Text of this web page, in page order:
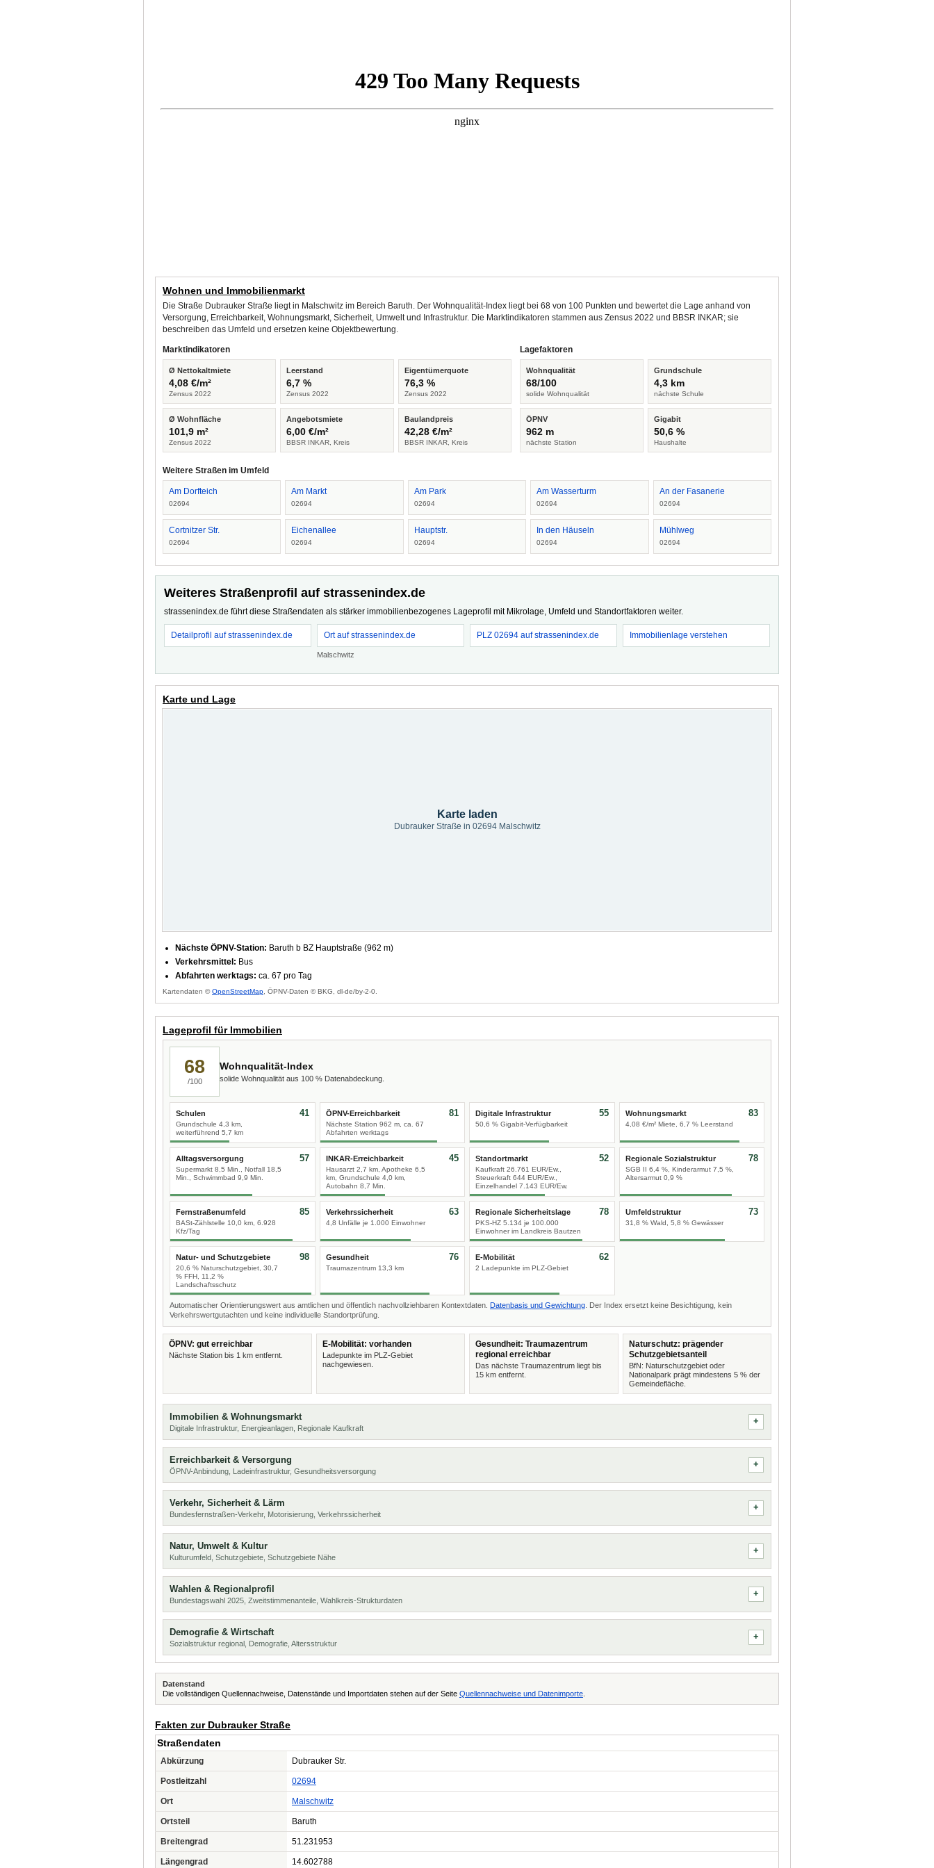
Wohnen und Immobilienmarkt
Die Straße Dubrauker Straße liegt in Malschwitz im Bereich Baruth. Der Wohnqualität-Index liegt bei 68 von 100 Punkten und bewertet die Lage anhand von
Versorgung, Erreichbarkeit, Wohnungsmarkt, Sicherheit, Umwelt und Infrastruktur. Die Marktindikatoren stammen aus Zensus 2022 und BBSR INKAR; sie
beschreiben das Umfeld und ersetzen keine Objektbewertung.
Marktindikatoren
Ø Nettokaltmiete
4,08 €/m²
Zensus 2022
Leerstand
6,7 %
Zensus 2022
Eigentümerquote
76,3 %
Zensus 2022
Ø Wohnfläche
101,9 m²
Zensus 2022
Angebotsmiete
6,00 €/m²
BBSR INKAR, Kreis
Baulandpreis
42,28 €/m²
BBSR INKAR, Kreis
Lagefaktoren
Wohnqualität
68/100
solide Wohnqualität
Grundschule
4,3 km
nächste Schule
ÖPNV
962 m
nächste Station
Gigabit
50,6 %
Haushalte
Weitere Straßen im Umfeld
Am Dorfteich
02694
Am Markt
02694
Am Park
02694
Am Wasserturm
02694
An der Fasanerie
02694
Cortnitzer Str.
02694
Eichenallee
02694
Hauptstr.
02694
In den Häuseln
02694
Mühlweg
02694
Weiteres Straßenprofil auf strassenindex.de
strassenindex.de führt diese Straßendaten als stärker immobilienbezogenes Lageprofil mit Mikrolage, Umfeld und Standortfaktoren weiter.
Detailprofil auf strassenindex.de Ort auf strassenindex.de
Malschwitz
PLZ 02694 auf strassenindex.de Immobilienlage verstehen
Karte und Lage
Karte laden
Dubrauker Straße in 02694 Malschwitz
Nächste ÖPNV-Station: Baruth b BZ Hauptstraße (962 m)
Verkehrsmittel: Bus
Abfahrten werktags: ca. 67 pro Tag
Kartendaten ©OpenStreetMap , ÖPNV-Daten © BKG, dl-de/by-2-0.
Lageprofil für Immobilien
68
/100
Wohnqualität-Index
solide Wohnqualität aus 100 % Datenabdeckung.
Schulen
Grundschule 4,3 km,
weiterführend 5,7 km
41 ÖPNV-Erreichbarkeit
Nächste Station 962 m, ca. 67
Abfahrten werktags
81 Digitale Infrastruktur
50,6 % Gigabit-Verfügbarkeit
55 Wohnungsmarkt
4,08 €/m² Miete, 6,7 % Leerstand
83
Alltagsversorgung
Supermarkt 8,5 Min., Notfall 18,5
Min., Schwimmbad 9,9 Min.
57 INKAR-Erreichbarkeit
Hausarzt 2,7 km, Apotheke 6,5
km, Grundschule 4,0 km,
Autobahn 8,7 Min.
45 Standortmarkt
Kaufkraft 26.761 EUR/Ew.,
Steuerkraft 644 EUR/Ew.,
Einzelhandel 7.143 EUR/Ew.
52 Regionale Sozialstruktur
SGB II 6,4 %, Kinderarmut 7,5 %,
Altersarmut 0,9 %
78
Fernstraßenumfeld
BASt-Zählstelle 10,0 km, 6.928
Kfz/Tag
85 Verkehrssicherheit
4,8 Unfälle je 1.000 Einwohner
63 Regionale Sicherheitslage
PKS-HZ 5.134 je 100.000
Einwohner im Landkreis Bautzen
78 Umfeldstruktur
31,8 % Wald, 5,8 % Gewässer
73
Natur- und Schutzgebiete
20,6 % Naturschutzgebiet, 30,7
% FFH, 11,2 %
Landschaftsschutz
98 Gesundheit
Traumazentrum 13,3 km
76 E-Mobilität
2 Ladepunkte im PLZ-Gebiet
62
Automatischer Orientierungswert aus amtlichen und öffentlich nachvollziehbaren Kontextdaten. Datenbasis und Gewichtung . Der Index ersetzt keine Besichtigung, kein
Verkehrswertgutachten und keine individuelle Standortprüfung.
ÖPNV: gut erreichbar
Nächste Station bis 1 km entfernt.
E-Mobilität: vorhanden
Ladepunkte im PLZ-Gebiet
nachgewiesen.
Gesundheit: Traumazentrum
regional erreichbar
Das nächste Traumazentrum liegt bis
15 km entfernt.
Naturschutz: prägender
Schutzgebietsanteil
BfN: Naturschutzgebiet oder
Nationalpark prägt mindestens 5 % der
Gemeindefläche.
Immobilien & Wohnungsmarkt
Digitale Infrastruktur, Energieanlagen, Regionale Kaufkraft
Erreichbarkeit & Versorgung
ÖPNV-Anbindung, Ladeinfrastruktur, Gesundheitsversorgung
Verkehr, Sicherheit & Lärm
Bundesfernstraßen-Verkehr, Motorisierung, Verkehrssicherheit
Natur, Umwelt & Kultur
Kulturumfeld, Schutzgebiete, Schutzgebiete Nähe
Wahlen & Regionalprofil
Bundestagswahl 2025, Zweitstimmenanteile, Wahlkreis-Strukturdaten
Demografie & Wirtschaft
Sozialstruktur regional, Demografie, Altersstruktur
Datenstand
Die vollständigen Quellennachweise, Datenstände und Importdaten stehen auf der Seite Quellennachweise und Datenimporte
Fakten zur Dubrauker Straße
Straßendaten
Abkürzung Dubrauker Str.
Postleitzahl 02694
Ort Malschwitz
Ortsteil Baruth
Breitengrad 51.231953
Längengrad 14.602788